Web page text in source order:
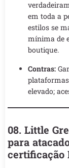
em toda a
estilos se
mínima de
boutique.
Contras:
elevado;
08. Little
para
certificação